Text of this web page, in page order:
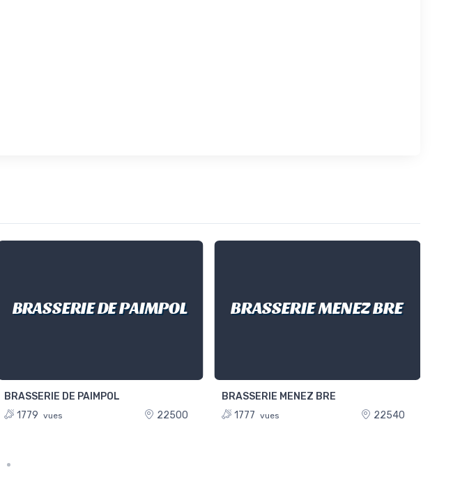
BRASSERIE DE PAIMPOL
BRASSERIE DE PAIMPOL
1779 vues 22500
BRASSERIE MENEZ BRE
BRASSERIE MENEZ BRE
1777 vues 22540